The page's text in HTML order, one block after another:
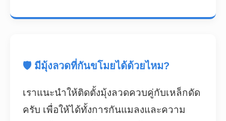
🛡️ มีมุ้งลวดที่กันขโมยได้ด้วยไหม?
เราแนะนำให้ติดตั้งมุ้งลวดควบคู่กับเหล็กดัด
ครับ เพื่อให้ได้ทั้งการกันแมลงและความ